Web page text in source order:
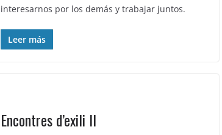
interesarnos por los demás y trabajar juntos.
Leer más
Encontres d’exili II